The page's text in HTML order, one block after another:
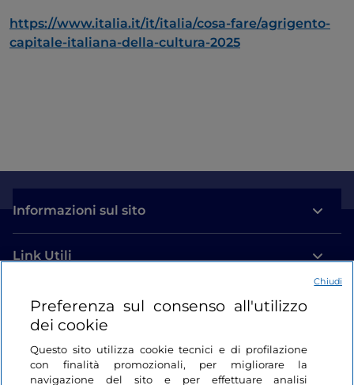
https://www.italia.it/it/italia/cosa-fare/agrigento-
capitale-italiana-della-cultura-2025
Informazioni sul sito
Link Utili
Login
Restiamo in contatto
Preferenza sul consenso all'utilizzo
dei cookie
Questo sito utilizza cookie tecnici e di profilazione
con finalità promozionali, per migliorare la
navigazione del sito e per effettuare analisi
Chiudi